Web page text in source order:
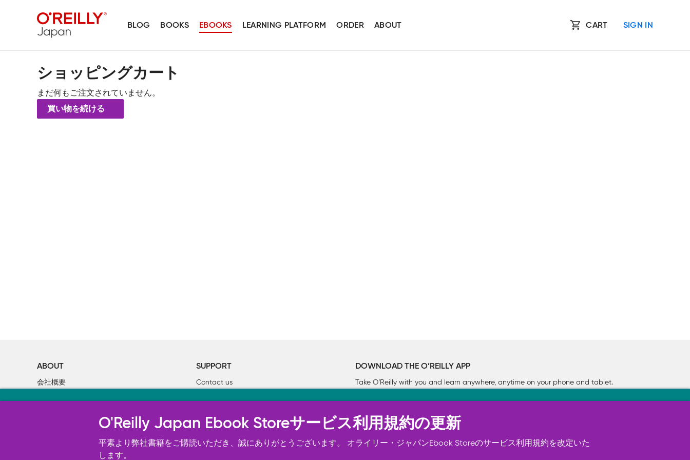
BLOG BOOKS EBOOKS LEARNING PLATFORM ORDER ABOUT CART SIGN IN
ショッピングカート
まだ何もご注文されていません。
買い物を続ける
ABOUT
会社概要
SUPPORT
Contact us
DOWNLOAD THE O’REILLY APP
Take O’Reilly with you and learn anywhere, anytime on your phone and tablet.
オライリー・ジャパンのWeb サイトは正常に機能するためにいくつかの Cookie を必要とします（必須）。 このほか、サイト使用状
況の分析、ユーザー・エクスペリエンスの向上、広告宣伝のために、お客様の同意を得て、その他の Cookie を使用することがありま
す。 詳細については
O'Reilly Japan Ebook Storeサービス利用規約の更新
平素より弊社書籍をご購読いただき、誠にありがとうございます。 オライリー・ジャパンEbook Storeのサービス利用規約を改定いた
します。